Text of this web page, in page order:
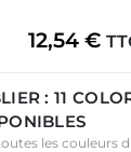
12,54 €
: 11
les couleurs